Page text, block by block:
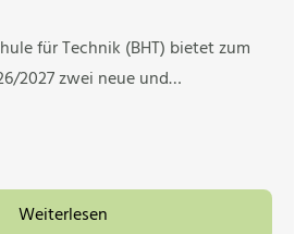
für Technik (BHT) bietet zum
2027 zwei neue und…
Weiterlesen